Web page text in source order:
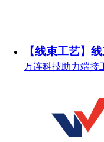
【线束工艺】
万连科技助力端接